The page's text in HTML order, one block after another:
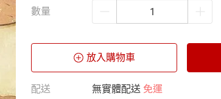
數量
放入購物車
配送 無實體配送 免運